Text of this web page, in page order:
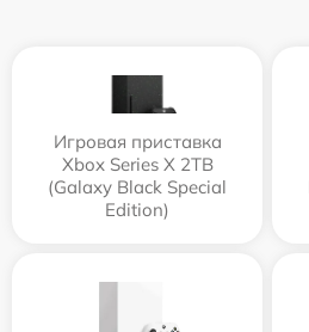
Игровая приставка
Xbox Series X 2TB
(Galaxy Black Special
Edition)